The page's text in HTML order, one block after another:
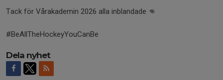
Tack för Vårakademin 2026 alla inblandade 👊
#BeAllTheHockeyYouCanBe
Dela nyhet